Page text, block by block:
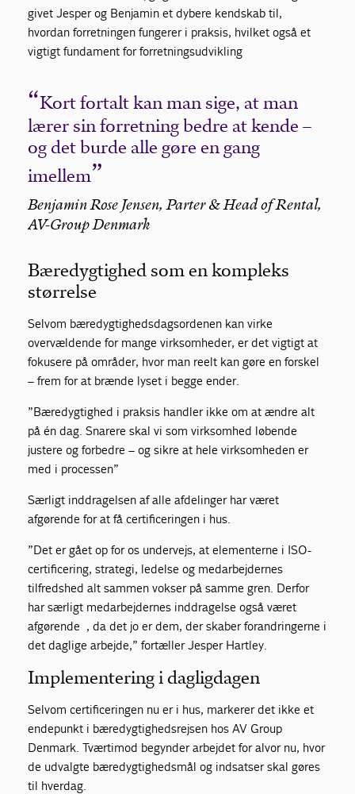
givet Jesper og Benjamin et dybere kendskab til,
hvordan forretningen fungerer i praksis, hvilket også et
vigtigt fundament for forretningsudvikling
Kort fortalt kan man sige, at man
lærer sin forretning bedre at kende –
og det burde alle gøre en gang
imellem
Benjamin Rose Jensen, Parter & Head of Rental,
AV-Group Denmark
Bæredygtighed som en kompleks
størrelse
Selvom bæredygtighedsdagsordenen kan virke
overvældende for mange virksomheder, er det vigtigt at
fokusere på områder, hvor man reelt kan gøre en forskel
– frem for at brænde lyset i begge ender.
”Bæredygtighed i praksis handler ikke om at ændre alt
på én dag. Snarere skal vi som virksomhed løbende
justere og forbedre – og sikre at hele virksomheden er
med i processen”
Særligt inddragelsen af alle afdelinger har været
afgørende for at få certificeringen i hus.
”Det er gået op for os undervejs, at elementerne i ISO-
certificering, strategi, ledelse og medarbejdernes
tilfredshed alt sammen vokser på samme gren. Derfor
har særligt medarbejdernes inddragelse også været
afgørende , da det jo er dem, der skaber forandringerne i
det daglige arbejde,” fortæller Jesper Hartley.
Implementering i dagligdagen
Selvom certificeringen nu er i hus, markerer det ikke et
endepunkt i bæredygtighedsrejsen hos AV Group
Denmark. Tværtimod begynder arbejdet for alvor nu, hvor
de udvalgte bæredygtighedsmål og indsatser skal gøres
til hverdag.